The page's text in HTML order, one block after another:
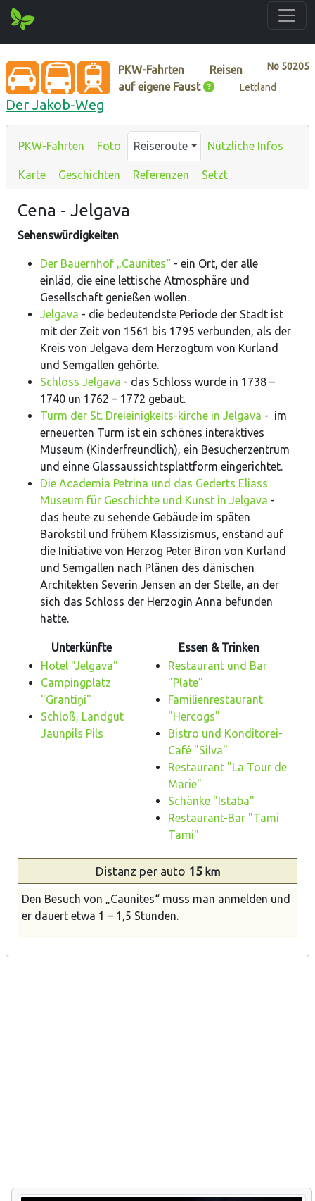
No 50205
PKW-Fahrten
Reisen
auf eigene Faust
Lettland
Der Jakob-Weg
PKW-Fahrten Foto Reiseroute Nützliche Infos
Karte Geschichten Referenzen Setzt
Cena - Jelgava
Sehenswürdigkeiten
Der Bauernhof „Caunites“ - ein Ort, der alle
einläd, die eine lettische Atmosphäre und
Gesellschaft genießen wollen.
Jelgava - die bedeutendste Periode der Stadt ist
mit der Zeit von 1561 bis 1795 verbunden, als der
Kreis von Jelgava dem Herzogtum von Kurland
und Semgallen gehörte.
Schloss Jelgava - das Schloss wurde in 1738 –
1740 un 1762 – 1772 gebaut.
Turm der St. Dreieinigkeits-kirche in Jelgava - im
erneuerten Turm ist ein schönes interaktives
Museum (Kinderfreundlich), ein Besucherzentrum
und einne Glassaussichtsplattform eingerichtet.
Die Academia Petrina und das Gederts Eliass
Museum für Geschichte und Kunst in Jelgava -
das heute zu sehende Gebäude im späten
Barokstil und frühem Klassizismus, enstand auf
die Initiative von Herzog Peter Biron von Kurland
und Semgallen nach Plänen des dänischen
Architekten Severin Jensen an der Stelle, an der
sich das Schloss der Herzogin Anna befunden
hatte.
Unterkünfte
Essen & Trinken
Hotel "Jelgava"
Campingplatz
"Grantiņi"
Schloß, Landgut
Jaunpils Pils
Restaurant und Bar
"Plate"
Familienrestaurant
"Hercogs"
Bistro und Konditorei-
Café "Silva"
Restaurant "La Tour de
Marie"
Schänke "Istaba"
Restaurant-Bar "Tami
Tami"
Distanz per auto 15km
Den Besuch von „Caunites“ muss man anmelden und
er dauert etwa 1 – 1,5 Stunden.